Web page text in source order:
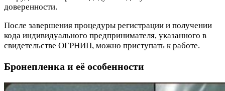
доверенности.
После завершения процедуры регистрации и получении
кода индивидуального предпринимателя, указанного в
свидетельстве ОГРНИП, можно приступать к работе.
Бронепленка и её особенности